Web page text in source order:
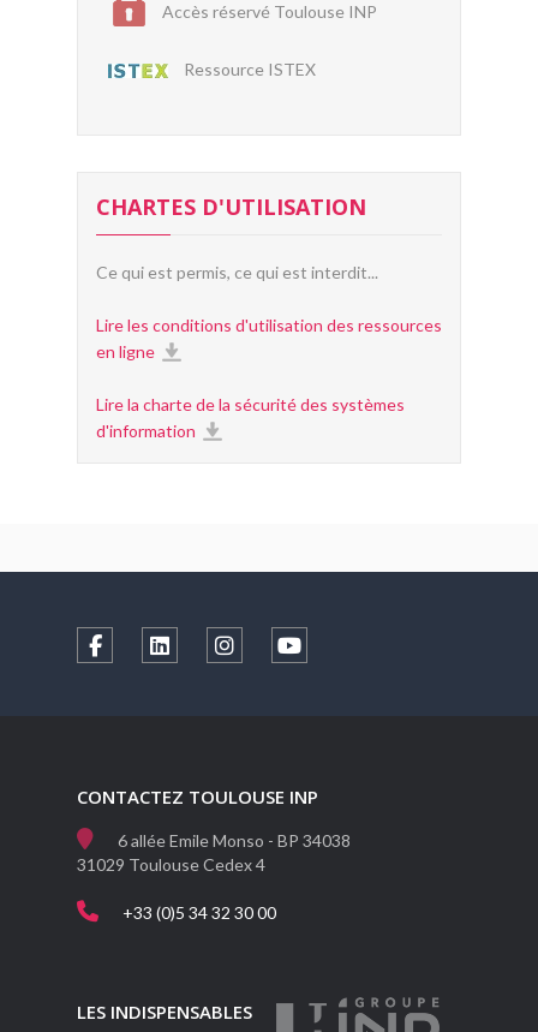
Accès réservé Toulouse INP
Ressource ISTEX
CHARTES D'UTILISATION
Ce qui est permis, ce qui est interdit...
Lire les conditions d'utilisation des ressources
en ligne
Lire la charte de la sécurité des systèmes
d'information
CONTACTEZ TOULOUSE INP
6 allée Emile Monso - BP 34038
31029 Toulouse Cedex 4
+33 (0)5 34 32 30 00
LES INDISPENSABLES